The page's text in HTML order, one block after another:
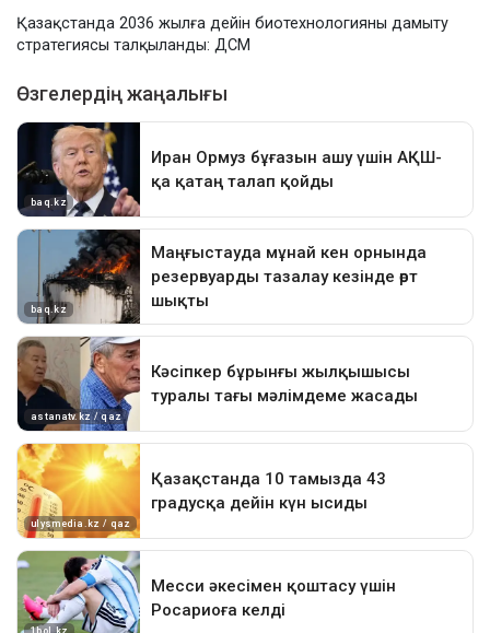
Қазақстанда 2036 жылға дейін биотехнологияны дамыту
стратегиясы талқыланды: ДСМ